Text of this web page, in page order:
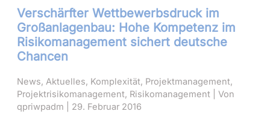
Verschärfter Wettbewerbsdruck im
Großanlagenbau: Hohe Kompetenz im
Risikomanagement sichert deutsche
Chancen
News, Aktuelles, Komplexität, Projektmanagement,
Projektrisikomanagement, Risikomanagement| Von
qpriwpadm
29. Februar 2016